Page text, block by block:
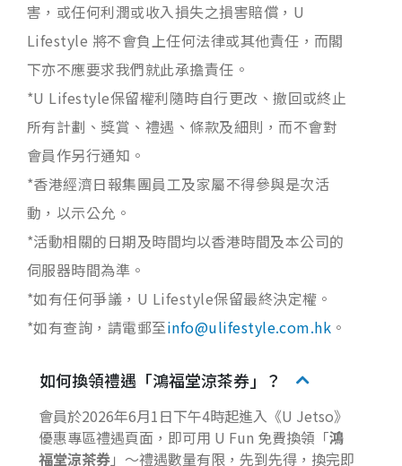
害，或任何利潤或收入損失之損害賠償，U
Lifestyle 將不會負上任何法律或其他責任，而閣
下亦不應要求我們就此承擔責任。
*U Lifestyle保留權利隨時自行更改、撤回或終止
所有計劃、獎賞、禮遇、條款及細則，而不會對
會員作另行通知。
*香港經濟日報集團員工及家屬不得參與是次活
動，以示公允。
*活動相關的日期及時間均以香港時間及本公司的
伺服器時間為準。
*如有任何爭議，U Lifestyle保留最終決定權。
*如有查詢，請電郵至info@ulifestyle.com.hk 。
如何換領禮遇「鴻福堂涼茶券」？
會員於2026年6月1日下午4時起進入《U Jetso》
優惠專區禮遇頁面，即可用 U Fun 免費換領「鴻
福堂涼茶券」～禮遇數量有限，先到先得，換完即